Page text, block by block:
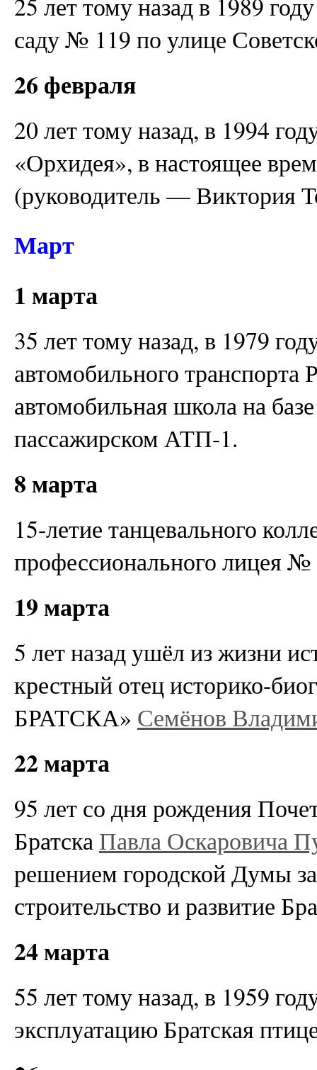
25 лет тому назад в 1989
саду № 119 по улице
26 февраля
20 лет тому назад, в 1994
«Орхидея», в настоящее
(руководитель — Виктория
Март
1 марта
35 лет тому назад, в 1979
автомобильного
автомобильная школа на
пассажирском АТП-1.
8 марта
15-летие танцевального
профессионального лицея №
19 марта
5 лет назад ушёл из жизни
крестный отец историко-
БРАТСКА» Семёнов
22 марта
95 лет со дня рождения
БратскаПавла Оскаровича
решением городской Думы
строительство и развитие
24 марта
55 лет тому назад, в 1959
эксплуатацию Братская